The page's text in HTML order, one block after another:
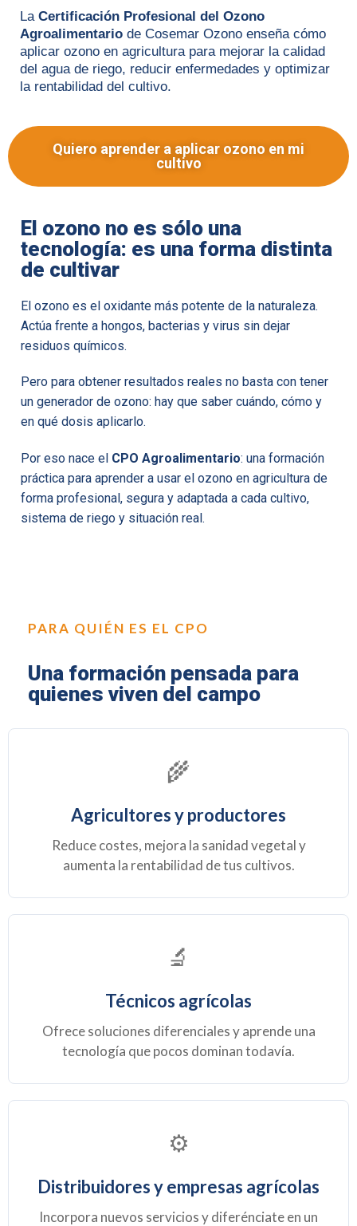
La Certificación Profesional del Ozono
Agroalimentario de Cosemar Ozono enseña cómo
aplicar ozono en agricultura para mejorar la calidad
del agua de riego, reducir enfermedades y optimizar
la rentabilidad del cultivo.
Quiero aprender a aplicar ozono en mi
cultivo
El ozono no es sólo una
tecnología: es una forma distinta
de cultivar
El ozono es el oxidante más potente de la naturaleza.
Actúa frente a hongos, bacterias y virus sin dejar
residuos químicos.
Pero para obtener resultados reales no basta con tener
un generador de ozono: hay que saber cuándo, cómo y
en qué dosis aplicarlo.
Por eso nace el CPO Agroalimentario: una formación
práctica para aprender a usar el ozono en agricultura de
forma profesional, segura y adaptada a cada cultivo,
sistema de riego y situación real.
PARA QUIÉN ES EL CPO
Una formación pensada para
quienes viven del campo
🌾
Agricultores y productores
Reduce costes, mejora la sanidad vegetal y
aumenta la rentabilidad de tus cultivos.
🔬
Técnicos agrícolas
Ofrece soluciones diferenciales y aprende una
tecnología que pocos dominan todavía.
⚙️
Distribuidores y empresas agrícolas
Incorpora nuevos servicios y diferénciate en un